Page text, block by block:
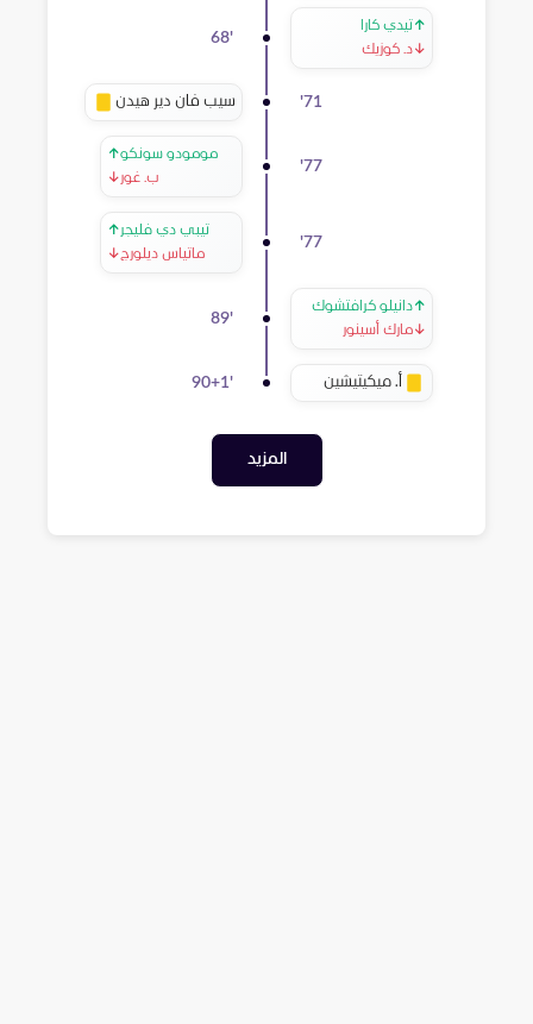
↑ تيدي كارا
↓د. كوزيك
68'
71
' سيب فان دير هيدن
77
'
↑مومودو سونكو
↓ب. غور
77
'
↑تيبي دي فليجر
↓ماتياس ديلورج
↑دانيلو كرافتشوك
↓مارك أسينور
89'
أ. ميكيتيشين 90+1'
المزيد